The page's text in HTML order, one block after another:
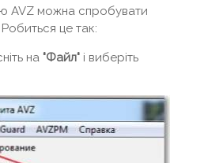
AVZ можна спробувати
це так:
на "Файл" і виберіть